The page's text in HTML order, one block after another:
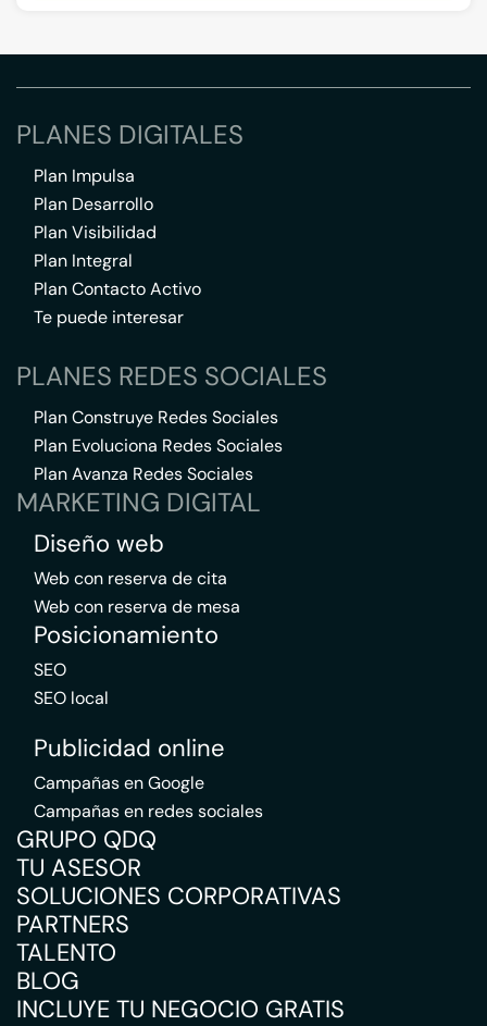
PLANES DIGITALES
Plan Impulsa
Plan Desarrollo
Plan Visibilidad
Plan Integral
Plan Contacto Activo
Te puede interesar
PLANES REDES SOCIALES
Plan Construye Redes Sociales
Plan Evoluciona Redes Sociales
Plan Avanza Redes Sociales
MARKETING DIGITAL
Diseño web
Web con reserva de cita
Web con reserva de mesa
Posicionamiento
SEO
SEO local
Publicidad online
Campañas en Google
Campañas en redes sociales
GRUPO QDQ
TU ASESOR
SOLUCIONES CORPORATIVAS
PARTNERS
TALENTO
BLOG
INCLUYE TU NEGOCIO GRATIS